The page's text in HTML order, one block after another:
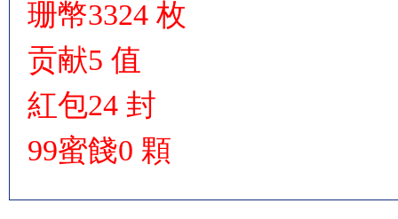
珊幣3324 枚
贡献5 值
紅包24 封
99蜜餞0 顆